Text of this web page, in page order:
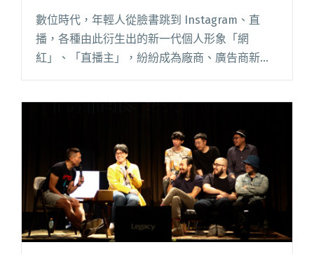
數位時代，年輕人從臉書跳到 Instagram、直
播，各種由此衍生出的新一代個人形象「網
紅」、「直播主」，紛紛成為廠商、廣告商新寵
兒。直播盛行，開啟更多人們對影音的速食需